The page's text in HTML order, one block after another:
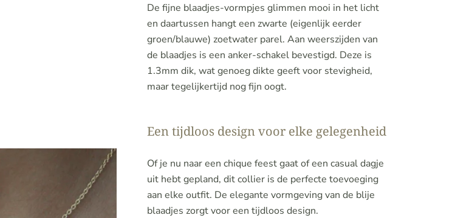
De fijne blaadjes-vormpjes glimmen mooi in het licht
en daartussen hangt een zwarte (eigenlijk eerder
groen/blauwe) zoetwater parel. Aan weerszijden van
de blaadjes is een anker-schakel bevestigd. Deze is
1.3mm dik, wat genoeg dikte geeft voor stevigheid,
maar tegelijkertijd nog fijn oogt.
Een tijdloos design voor elke gelegenheid
Of je nu naar een chique feest gaat of een casual dagje
uit hebt gepland, dit collier is de perfecte toevoeging
aan elke outfit. De elegante vormgeving van de blije
blaadjes zorgt voor een tijdloos design.